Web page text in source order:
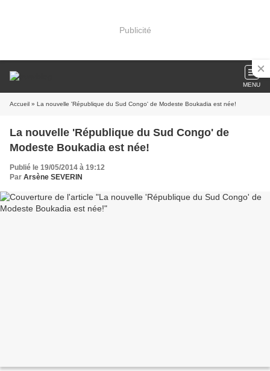
Publicité
MENU
Accueil » La nouvelle 'République du Sud Congo' de Modeste Boukadia est née!
La nouvelle 'République du Sud Congo' de
Modeste Boukadia est née!
Publié le 19/05/2014 à 19:12
Par Arsène SEVERIN